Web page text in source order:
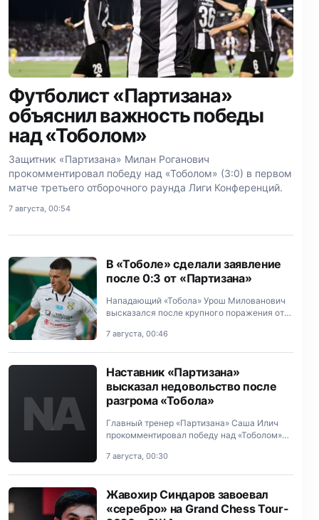
Футболист «Партизана»
объяснил важность победы
над «Тоболом»
Защитник «Партизана» Милан Роганович
прокомментировал победу над «Тоболом» (3:0) в первом
матче третьего отборочного раунда Лиги Конференций.
7 августа, 00:54
В «Тоболе» сделали заявление
после 0:3 от «Партизана»
Нападающий «Тобола» Урош Милованович
высказался после крупного поражения от
отборочного раунда Лиги Конференций.
7 августа, 00:46
NA
Наставник «Партизана»
высказал недовольство после
разгрома «Тобола»
Главный тренер «Партизана» Саша Илич
прокомментировал победу над «Тоболом»
раунда Лиги Конференций.
7 августа, 00:30
Жавохир Синдаров завоевал
«серебро» на Grand Chess Tour-